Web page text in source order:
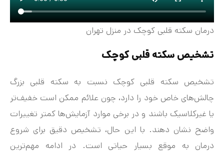
درمان سکته قلبی کوچک در منزل تهران
تشخیص سکته قلبی کوچک
تشخیص سکته قلبی کوچک نسبت به سکته قلبی بزرگ
چالش‌های خاص خود را دارد، چون علائم ممکن است خفیف‌تر
یا غیرکلاسیک باشند و در برخی موارد آزمایش‌ها کمتر تغییرات
واضح نشان دهند. با این حال، تشخیص دقیق برای شروع
درمان به موقع بسیار حیاتی است. در ادامه مهم‌ترین